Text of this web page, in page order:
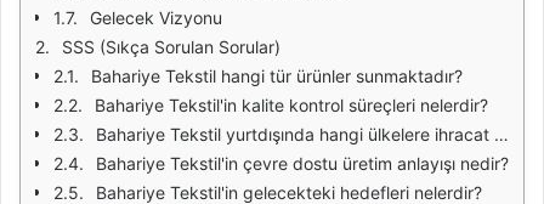
Gelecek Vizyonu
SSS (Sıkça Sorulan Sorular)
Bahariye Tekstil hangi tür ürünler sunmaktadır?
Bahariye Tekstil'in kalite kontrol süreçleri nelerdir?
Bahariye Tekstil yurtdışında hangi ülkelere ihracat yapmaktadır?
Bahariye Tekstil'in çevre dostu üretim anlayışı nedir?
Bahariye Tekstil'in gelecekteki hedefleri nelerdir?